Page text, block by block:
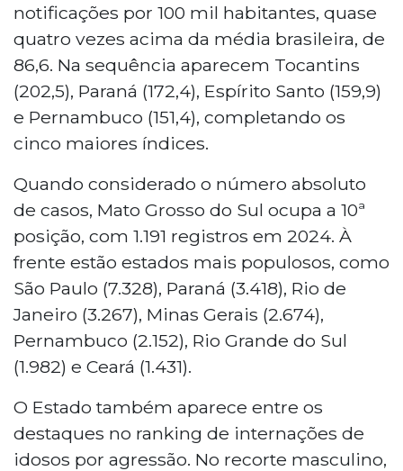
notificações por 100 mil habitantes, quase
quatro vezes acima da média brasileira, de
86,6. Na sequência aparecem Tocantins
(202,5), Paraná (172,4), Espírito Santo (159,9)
e Pernambuco (151,4), completando os
cinco maiores índices.
Quando considerado o número absoluto
de casos, Mato Grosso do Sul ocupa a 10ª
posição, com 1.191 registros em 2024. À
frente estão estados mais populosos, como
São Paulo (7.328), Paraná (3.418), Rio de
Janeiro (3.267), Minas Gerais (2.674),
Pernambuco (2.152), Rio Grande do Sul
(1.982) e Ceará (1.431).
O Estado também aparece entre os
destaques no ranking de internações de
idosos por agressão. No recorte masculino,